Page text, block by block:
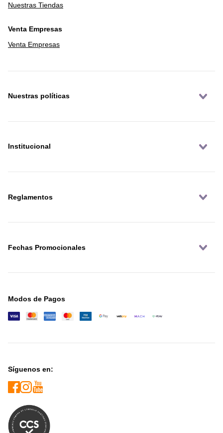
Nuestras Tiendas
Venta Empresas
Venta Empresas
Nuestras políticas
Institucional
Reglamentos
Fechas Promocionales
Modos de Pagos
Síguenos en: